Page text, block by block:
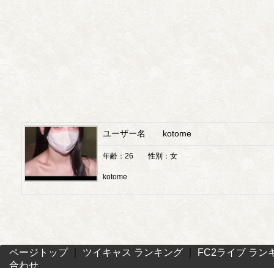
ユーザー名 kotome
年齢：26 性別：女
kotome
ページトップ｜ ツイキャス ランキング
FC2ライブ ラン
合わせ